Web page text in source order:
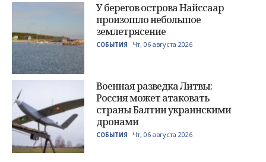
У берегов острова Найссаар
произошло небольшое
землетрясение
СОБЫТИЯ Чт, 06 августа 2026
Военная разведка Литвы:
Россия может атаковать
страны Балтии украинскими
дронами
СОБЫТИЯ Чт, 06 августа 2026